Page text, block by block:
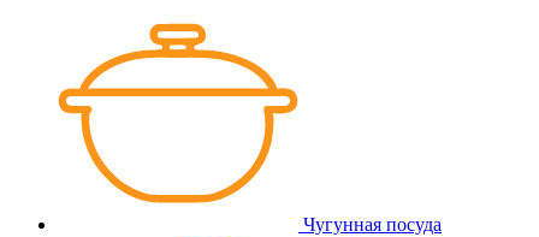
Чугунная посуда